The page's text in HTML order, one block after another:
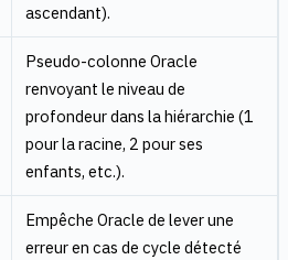
ascendant).
Pseudo-colonne Oracle
renvoyant le niveau de
profondeur dans la hiérarchie (1
pour la racine, 2 pour ses
enfants, etc.).
Empêche Oracle de lever une
erreur en cas de cycle détecté